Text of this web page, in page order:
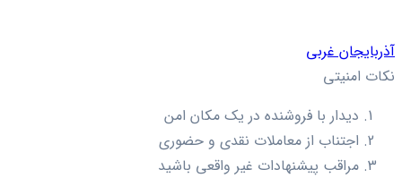
آذربایجان غربی
نکات امنیتی
دیدار با فروشنده در یک مکان امن
اجتناب از معاملات نقدی و حضوری
مراقب پیشنهادات غیر واقعی باشید